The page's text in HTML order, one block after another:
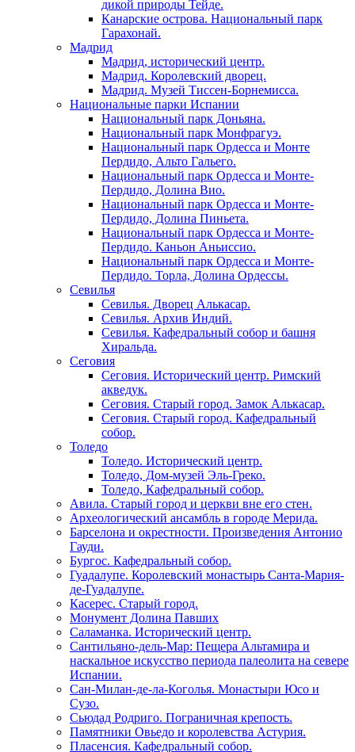
дикой природы Тейде.
Канарские острова. Национальный парк
Гарахонай.
Мадрид
Мадрид, исторический центр.
Мадрид. Королевский дворец.
Мадрид. Музей Тиссен-Борнемисса.
Национальные парки Испании
Национальный парк Доньяна.
Национальный парк Монфрагуэ.
Национальный парк Ордесса и Монте
Пердидо, Альто Гальего.
Национальный парк Ордесса и Монте-
Пердидо, Долина Вио.
Национальный парк Ордесса и Монте-
Пердидо, Долина Пиньета.
Национальный парк Ордесса и Монте-
Пердидо. Каньон Аньиссио.
Национальный парк Ордесса и Монте-
Пердидо. Торла, Долина Ордессы.
Севилья
Севилья. Дворец Алькасар.
Севилья. Архив Индий.
Севилья. Кафедральный собор и башня
Хиральда.
Сеговия
Сеговия. Исторический центр. Римский
акведук.
Сеговия. Старый город. Замок Алькасар.
Сеговия. Старый город. Кафедральный
собор.
Толедо
Толедо. Исторический центр.
Толедо, Дом-музей Эль-Греко.
Толедо, Кафедральный собор.
Авила. Старый город и церкви вне его стен.
Археологический ансамбль в городе Мерида.
Барселона и окрестности. Произведения Антонио
Гауди.
Бургос. Кафедральный собор.
Гуадалупе. Королевский монастырь Санта-Мария-
де-Гуадалупе.
Касерес. Старый город.
Монумент Долина Павших
Саламанка. Исторический центр.
Сантильяно-дель-Мар: Пещера Альтамира и
наскальное искусство периода палеолита на севере
Испании.
Сан-Милан-де-ла-Коголья. Монастыри Юсо и
Сузо.
Сьюдад Родриго. Пограничная крепость.
Памятники Овьедо и королевства Астурия.
Пласенсия. Кафедральный собор.